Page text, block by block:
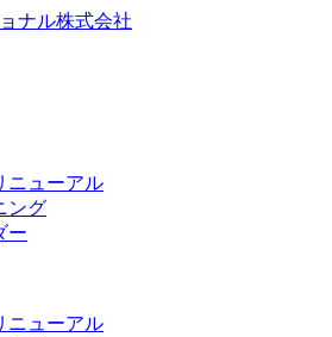
シス株式会社
ニューアル
ング
ー
ニューアル